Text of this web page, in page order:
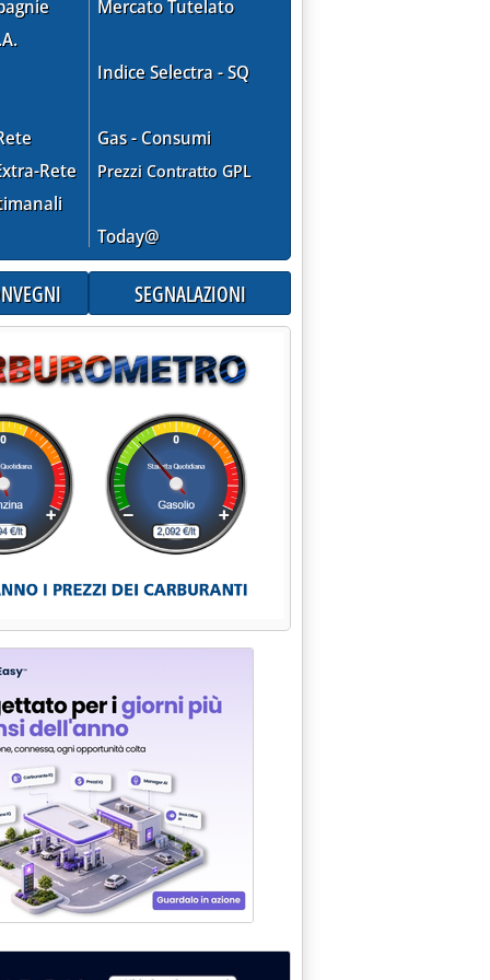
Rete
Mercato Tutelato
Indice Selectra - SQ
Gas - Consumi
Prezzi Contratto GPL
Today@
SEGNALAZIONI